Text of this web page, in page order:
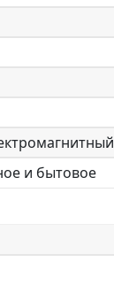
и бытовое